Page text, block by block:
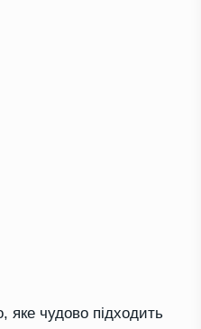
чудово підходить